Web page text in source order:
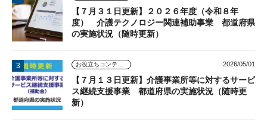
【７月３１日更新】２０２６年度（令和８年
度） 介護テクノロジー関連補助事業 都道府県
の実施状況（随時更新）
お役立ちコンテンツ 2026/05/01
【７月１３日更新】介護事業所等に対するサービ
ス継続支援事業 都道府県の実施状況（随時更
新）